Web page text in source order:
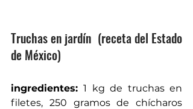
Truchas en jardín  (receta del Estado
de México)
ingredientes: 1 kg de truchas en
filetes, 250 gramos de chícharos